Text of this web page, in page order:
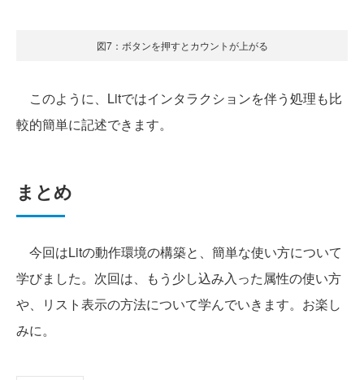
図7：ボタンを押すとカウントが上がる
このように、Litではインタラクションを伴う処理も比
較的簡単に記述できます。
まとめ
今回はLitの動作環境の構築と、簡単な使い方について
学びました。次回は、もう少し込み入った属性の使い方
や、リスト表示の方法について学んでいきます。お楽し
みに。